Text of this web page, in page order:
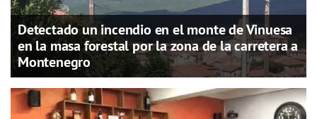
Detectado un incendio en el monte de Vinuesa
en la masa forestal por la zona de la carretera a
Montenegro